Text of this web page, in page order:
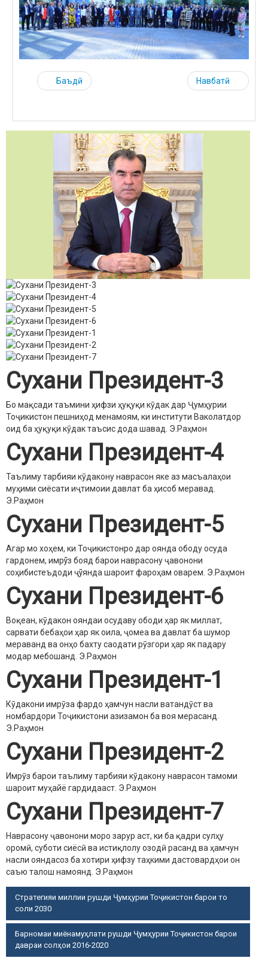
Баъдӣ Навбатӣ
Сухани Президент-3
Бо мақсади таъмини ҳифзи ҳуқуқи кӯдак дар Ҷумҳурии
Тоҷикистон пешниҳод менамоям, ки институти Ваколатдор
оид ба ҳуқуқи кӯдак таъсис дода шавад. Э.Раҳмон
Сухани Президент-4
Таълиму тарбияи кӯдакону наврасон яке аз масъалаҳои
муҳими сиёсати иҷтимоии давлат ба ҳисоб меравад.
Э.Раҳмон
Сухани Президент-5
Агар мо хоҳем, ки Тоҷикистонро дар оянда ободу осуда
гардонем, имрўз бояд барои наврасону ҷавонони
соҳибистеъдоди ҷўянда шароит фароҳам оварем. Э.Раҳмон
Сухани Президент-6
Воқеан, кӯдакон ояндаи осудаву ободи ҳар як миллат,
сарвати бебаҳои ҳар як оила, ҷомеа ва давлат ба шумор
мераванд ва онҳо бахту саодати рӯзгори ҳар як падару
модар мебошанд. Э.Раҳмон
Сухани Президент-1
Кӯдакони имрӯза фардо ҳамчун насли ватандӯст ва
номбардори Тоҷикистони азизамон ба воя мерасанд.
Э.Раҳмон
Сухани Президент-2
Имрӯз барои таълиму тарбияи кӯдакону наврасон тамоми
шароит муҳайё гардидааст. Э.Раҳмон
Сухани Президент-7
Наврасону ҷавонони моро зарур аст, ки ба қадри сулҳу
оромӣ, суботи сиёсӣ ва истиқлолу озодӣ расанд ва ҳамчун
насли ояндасоз ба хотири ҳифзу таҳкими дастовардҳои он
саъю талош намоянд. Э.Раҳмон
Стратегияи миллии рушди Ҷумҳурии Тоҷикистон барои то
соли 2030
Барномаи миёнамуҳлати рушди Ҷумҳурии Тоҷикистон барои
давраи солҳои 2016-2020